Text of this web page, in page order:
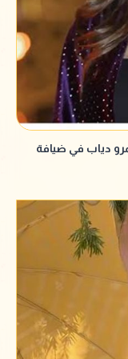
دياب في ضيافة